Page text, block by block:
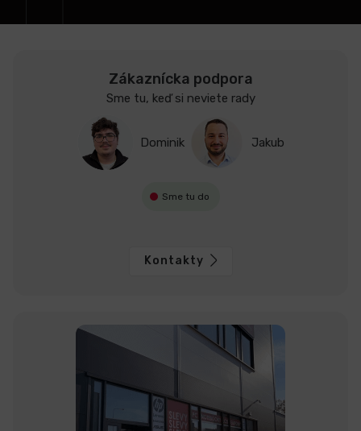
Zákaznícka podpora
Sme tu, keď si neviete rady
Dominik Jakub
Sme tu do
Kontakty